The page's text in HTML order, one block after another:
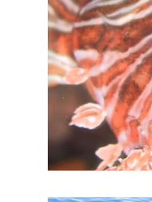
USA
Tortola St.